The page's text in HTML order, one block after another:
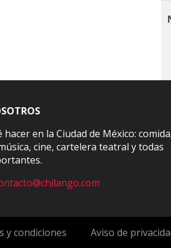
hacer en la Ciudad de México:
cine, cartelera teatral y todas
y condiciones Aviso de